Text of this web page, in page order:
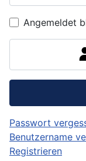
Angemeldet
Passwort
Benutzername
Registrieren